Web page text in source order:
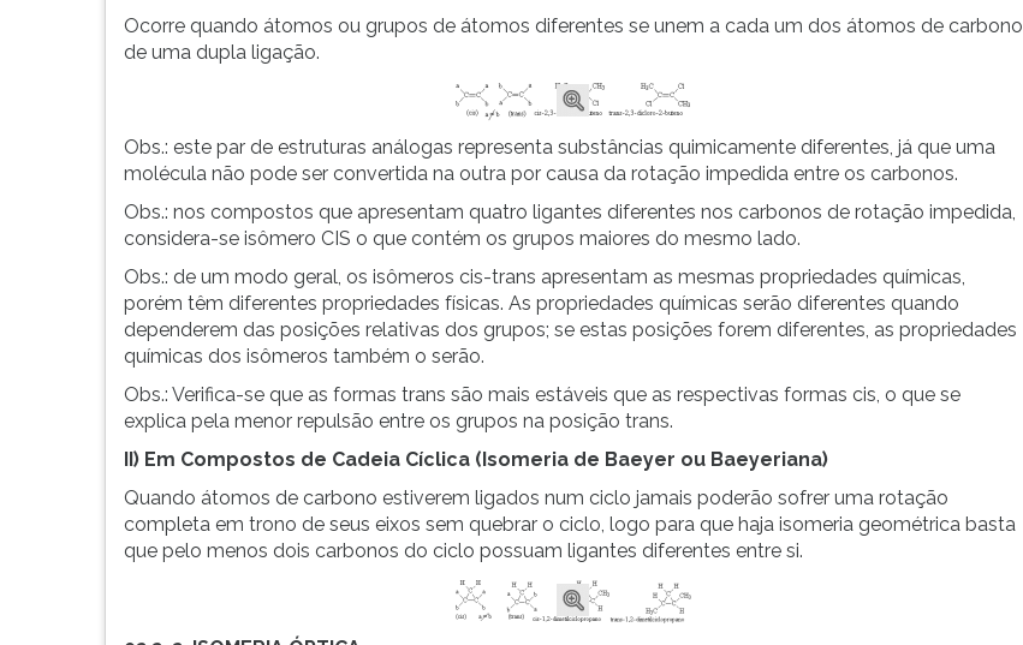
Ocorre quando átomos ou grupos de átomos diferentes se unem a cada um dos átomos de carbono
de uma dupla ligação.
Obs.: este par de estruturas análogas representa substâncias quimicamente diferentes, já que uma
molécula não pode ser convertida na outra por causa da rotação impedida entre os carbonos.
Obs.: nos compostos que apresentam quatro ligantes diferentes nos carbonos de rotação impedida,
considera-se isômero CIS o que contém os grupos maiores do mesmo lado.
Obs.: de um modo geral, os isômeros cis-trans apresentam as mesmas propriedades químicas,
porém têm diferentes propriedades físicas. As propriedades químicas serão diferentes quando
dependerem das posições relativas dos grupos; se estas posições forem diferentes, as propriedades
químicas dos isômeros também o serão.
Obs.: Verifica-se que as formas trans são mais estáveis que as respectivas formas cis, o que se
explica pela menor repulsão entre os grupos na posição trans.
II) Em Compostos de Cadeia Cíclica (Isomeria de Baeyer ou Baeyeriana)
Quando átomos de carbono estiverem ligados num ciclo jamais poderão sofrer uma rotação
completa em trono de seus eixos sem quebrar o ciclo, logo para que haja isomeria geométrica basta
que pelo menos dois carbonos do ciclo possuam ligantes diferentes entre si.